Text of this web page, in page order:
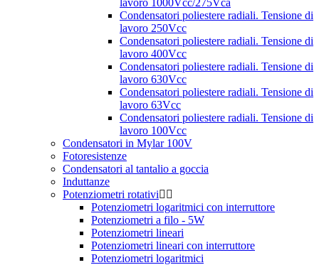
lavoro 1000Vcc/275Vca
Condensatori poliestere radiali. Tensione di
lavoro 250Vcc
Condensatori poliestere radiali. Tensione di
lavoro 400Vcc
Condensatori poliestere radiali. Tensione di
lavoro 630Vcc
Condensatori poliestere radiali. Tensione di
lavoro 63Vcc
Condensatori poliestere radiali. Tensione di
lavoro 100Vcc
Condensatori in Mylar 100V
Fotoresistenze
Condensatori al tantalio a goccia
Induttanze
Potenziometri rotativi
Potenziometri logaritmici con interruttore
Potenziometri a filo - 5W
Potenziometri lineari
Potenziometri lineari con interruttore
Potenziometri logaritmici